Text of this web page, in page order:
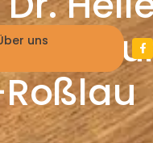
uns